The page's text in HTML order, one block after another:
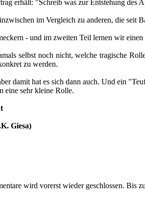
erhält: "Schreib was zur Entstehung des
im Vergleich zu anderen, die seit
- und im zweiten Teil lernen wir
selbst noch nicht, welche tragische
zu werden.
damit hat es sich dann auch. Und ein
eine sehr kleine Rolle.
Giesa)
wird vorerst wieder geschlossen. Bis